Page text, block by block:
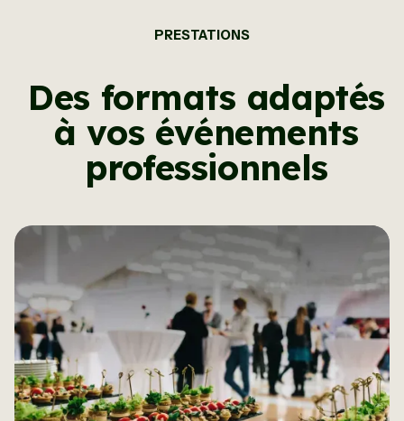
PRESTATIONS
Des formats adaptés
à vos événements
professionnels